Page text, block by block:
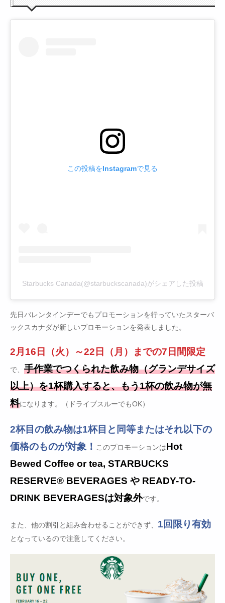
この投稿をInstagramで見る
Starbucks Canada(@starbuckscanada)がシェアした投稿
先日バレンタインデーでもプロモーションを行っていたスターバ
ックスカナダが新しいプロモーションを発表しました。
2月16日（火）～22日（月）までの7日間限定
で、 手作業でつくられた飲み物（グランデサイズ
以上）を1杯購入すると、もう1杯の飲み物が無
料になります。（ドライブスルーでもOK）
2杯目の飲み物は1杯目と同等またはそれ以下の
価格のものが対象！ このプロモーションはHot
Bewed Coffee or tea, STARBUCKS
RESERVE® BEVERAGES や READY-TO-
DRINK BEVERAGESは対象外です。
また、他の割引と組み合わせることができず、 1回限り有効
となっているので注意してください。